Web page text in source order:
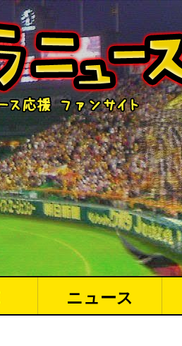
ニュース